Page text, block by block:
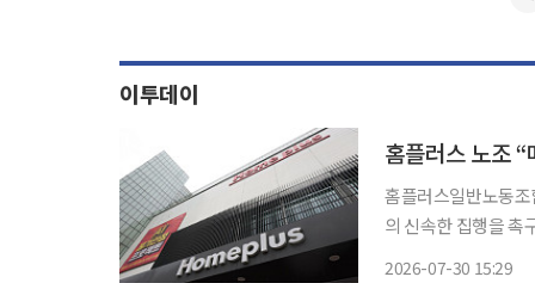
이투데이
홈플러스 노조
홈플러스일반노동
의 신속한 집행을 촉구했다. 30일 홈플러스일반노동조합은 입장문을
2026-07-30 15:29